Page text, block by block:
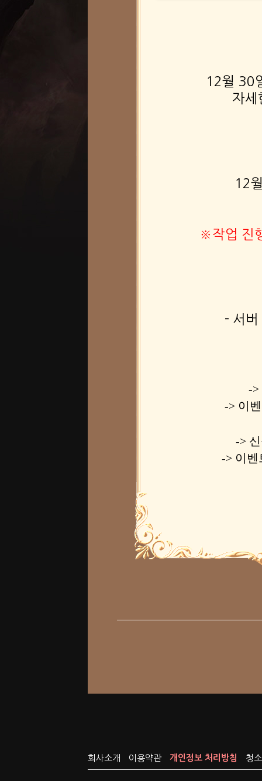
12월 30
자세
12
※작업 진
- 서버
->
-> 이
->
-> 이벤
회사소개 이용약관 개인정보 처리방침 청